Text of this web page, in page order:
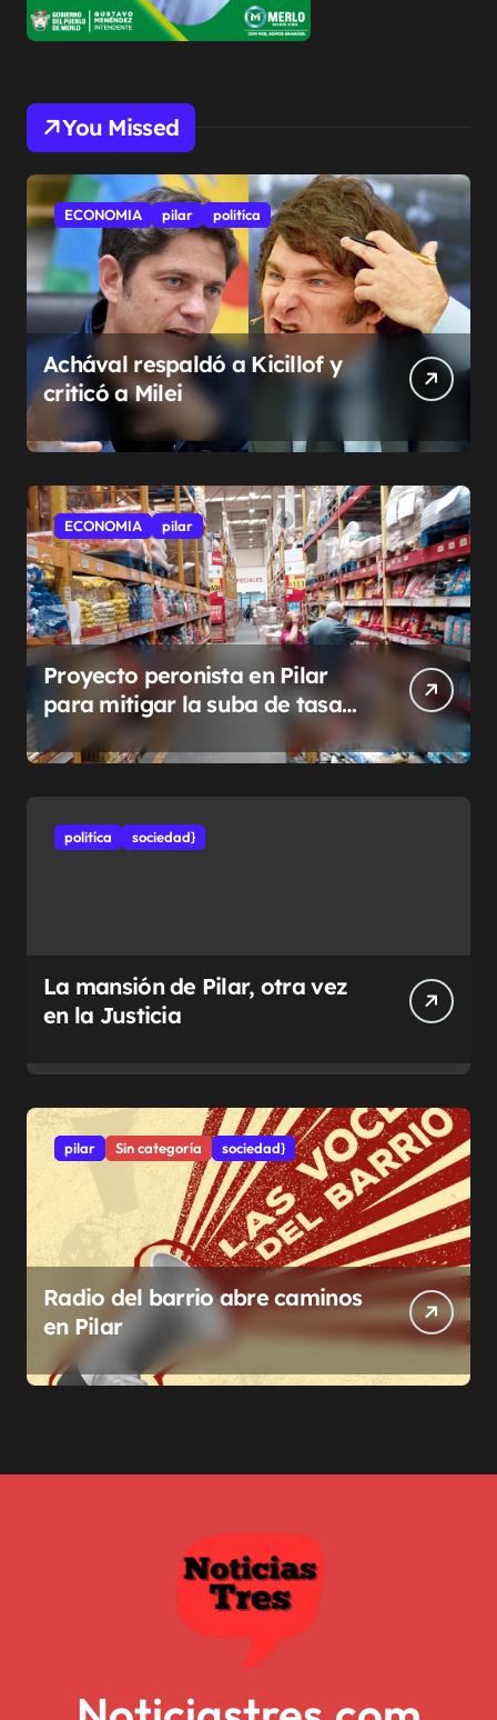
You Missed
ECONOMIA pilar politíca
Achával respaldó a Kicillof y
criticó a Milei
ECONOMIA pilar
Proyecto peronista en Pilar
para mitigar la suba de tasas
municipales
politíca sociedad}
La mansión de Pilar, otra vez
en la Justicia
pilar Sin categoría sociedad}
Radio del barrio abre caminos
en Pilar